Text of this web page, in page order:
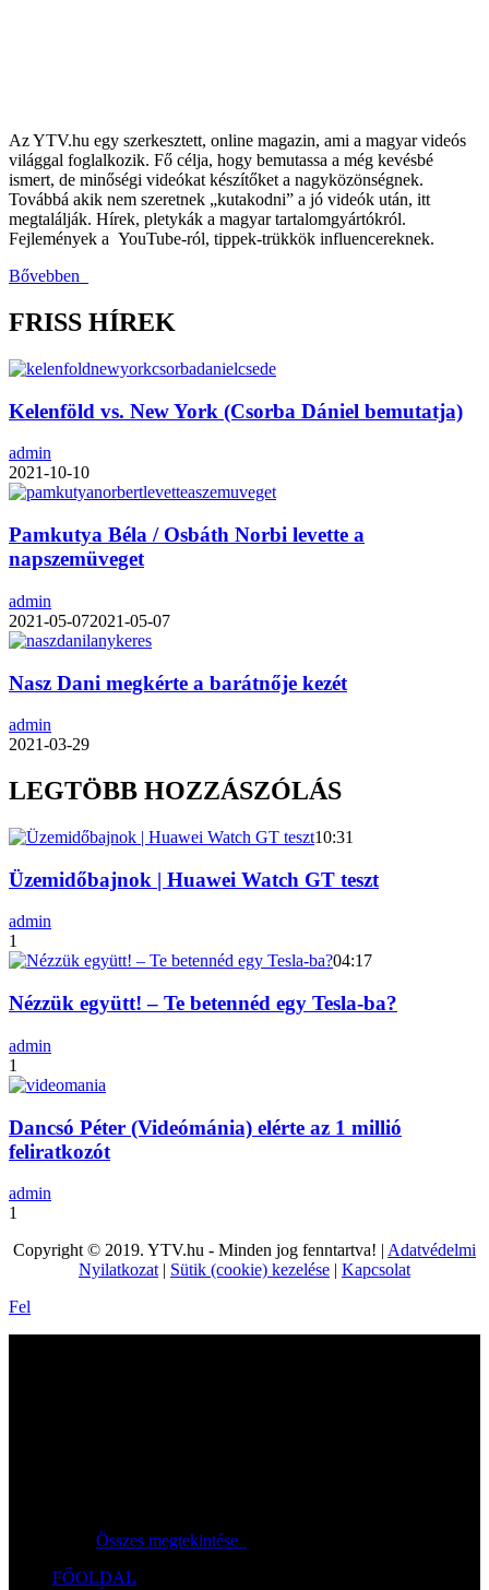
Az YTV.hu egy szerkesztett, online magazin, ami a magyar videós
világgal foglalkozik. Fő célja, hogy bemutassa a még kevésbé
ismert, de minőségi videókat készítőket a nagyközönségnek.
Továbbá akik nem szeretnek „kutakodni” a jó videók után, itt
megtalálják. Hírek, pletykák a magyar tartalomgyártókról.
Fejlemények a YouTube-ról, tippek-trükkök influencereknek.
Bővebben
FRISS HÍREK
Kelenföld vs. New York (Csorba Dániel bemutatja)
admin
2021-10-10
Pamkutya Béla / Osbáth Norbi levette a
napszemüveget
admin
2021-05-072021-05-07
Nasz Dani megkérte a barátnője kezét
admin
2021-03-29
LEGTÖBB HOZZÁSZÓLÁS
10:31
Üzemidőbajnok | Huawei Watch GT teszt
admin
1
04:17
Nézzük együtt! – Te betennéd egy Tesla-ba?
admin
1
Dancsó Péter (Videómánia) elérte az 1 millió
feliratkozót
admin
1
Copyright © 2019. YTV.hu - Minden jog fenntartva! | Adatvédelmi
Nyilatkozat | Sütik (cookie) kezelése | Kapcsolat
Fel
Összes megtekintése
FŐOLDAL